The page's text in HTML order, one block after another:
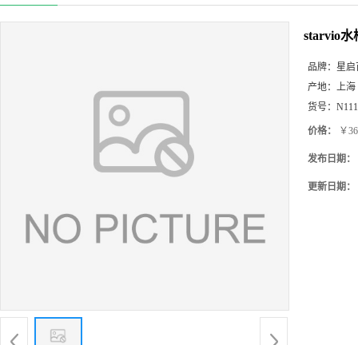
starvio水
品牌： 星启
产地： 上海
货号：
价格： ￥
发布日期：
更新日期：